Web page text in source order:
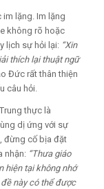
lặng. Im lặng
không rõ hoặc
lịch sự hỏi lại: “Xin
thích lại thuật ngữ
Đức rất thân thiện
câu hỏi.
thực là
dị ứng với sự
đừng cố bịa đặt
nhận: “Thưa giáo
hiện tại không nhớ
này có thể được